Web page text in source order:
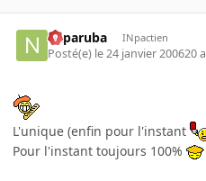
naparuba INpactien
Posté(e) le 24 janvier 200620 a
L'unique (enfin pour l'instant
Pour l'instant toujours 100%